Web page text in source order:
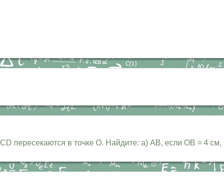
пересекаются в точке О. Найдите: а) АВ, если ОВ = 4